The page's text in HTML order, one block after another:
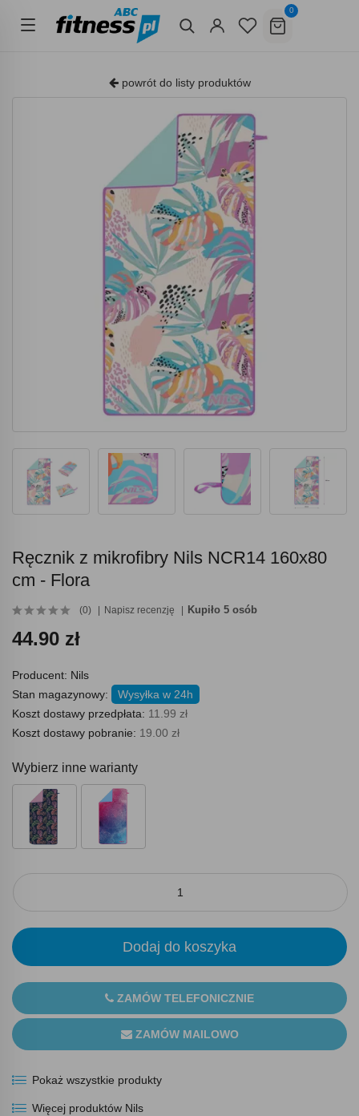
0
powrót do listy produktów
Ręcznik z mikrofibry Nils NCR14 160x80
cm - Flora
(0) Napisz recenzję Kupiło 5 osób
44.90 zł
Producent: Nils
Stan magazynowy:
Wysyłka w 24h
Koszt dostawy przedpłata: 11.99 zł
Koszt dostawy pobranie: 19.00 zł
Wybierz inne warianty
Dodaj do koszyka
ZAMÓW TELEFONICZNIE
ZAMÓW MAILOWO
Pokaż wszystkie produkty
Więcej produktów Nils